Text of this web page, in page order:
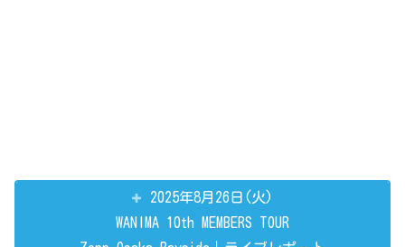
2025年8月26日(火)
WANIMA 10th MEMBERS TOUR